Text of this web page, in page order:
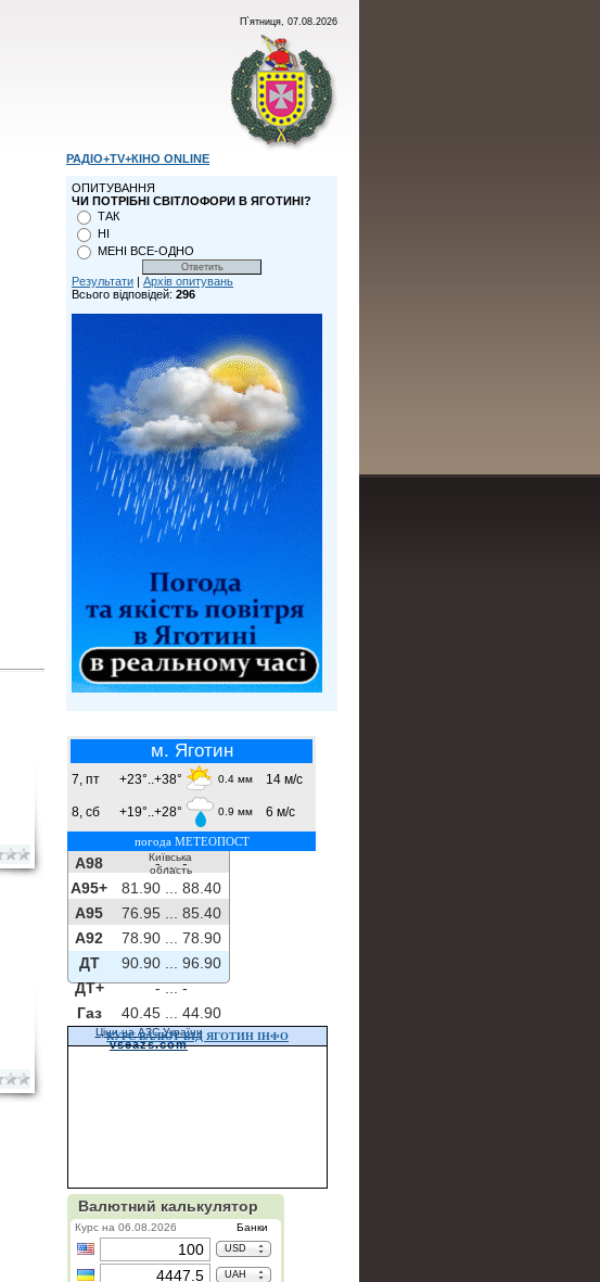
П`ятниця, 07.08.2026
РАДІО+TV+КІНО ONLINE
ОПИТУВАННЯ
ЧИ ПОТРІБНІ СВІТЛОФОРИ В ЯГОТИНІ?
ТАК
НІ
МЕНІ ВСЕ-ОДНО
Результати | Архів опитувань
Всього відповідей: 296
м. Яготин
7, пт +23°..+38° 0.4 мм 14 м/с
8, сб +19°..+28° 0.9 мм 6 м/с
погода МЕТЕОПОСТ
Київська
область
A98 - ...-
A95+
81.90 ...
88.40
A95
76.95 ...
85.40
A92
78.90 ...
78.90
ДТ
90.90 ...
96.90
ДТ+
- ...-
Газ
40.45 ... 44.90
Ціни на АЗС України
vseazs.com
КУРС ВАЛЮТ ВІД ЯГОТИН ІНФО